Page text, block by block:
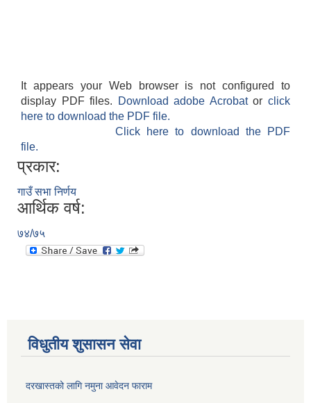
It appears your Web browser is not configured to
display PDF files.
Download adobe Acrobatorclick
here to download the PDF file.
Click here to download the PDF
file.
प्रकार:
गाउँ सभा निर्णय
आर्थिक वर्ष:
७४/७५
विधुतीय शुसासन सेवा
दरखास्तको लागि नमुना आवेदन फाराम